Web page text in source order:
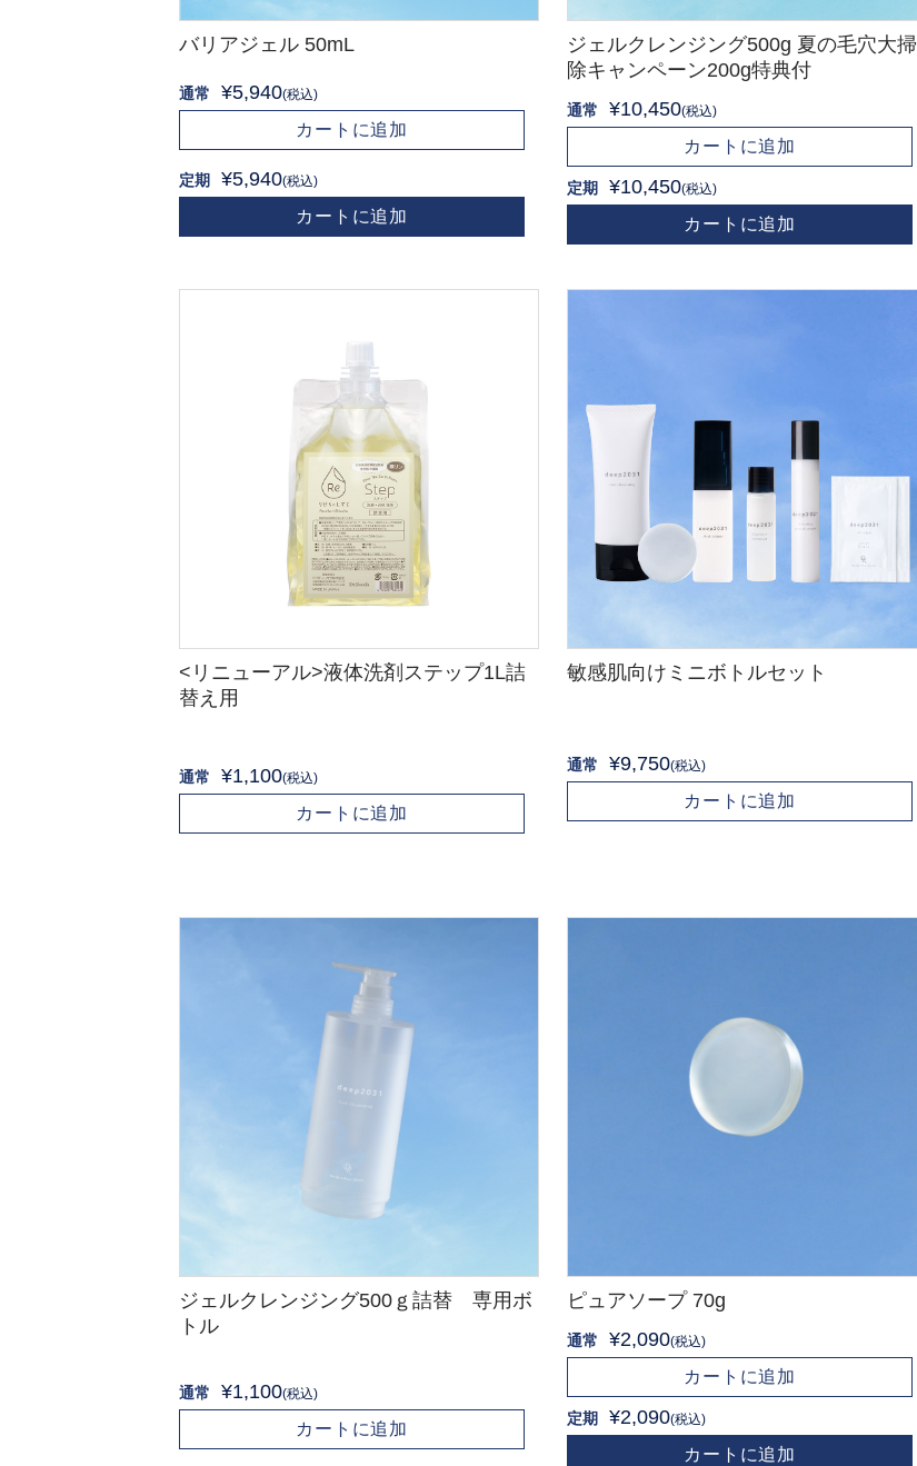
バリアジェル 50mL
通常 ¥5,940(税込)
カートに追加
定期 ¥5,940(税込)
カートに追加
ジェルクレンジング500g 夏の毛穴大掃
除キャンペーン200g特典付
通常 ¥10,450(税込)
カートに追加
定期 ¥10,450(税込)
カートに追加
<リニューアル>液体洗剤ステップ1L詰
替え用
通常 ¥1,100(税込)
カートに追加
敏感肌向けミニボトルセット
通常 ¥9,750(税込)
カートに追加
ジェルクレンジング500ｇ詰替 専用ボ
トル
通常 ¥1,100(税込)
カートに追加
ピュアソープ 70g
通常 ¥2,090(税込)
カートに追加
定期 ¥2,090(税込)
カートに追加